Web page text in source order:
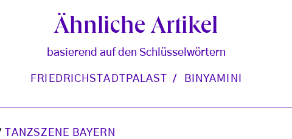
Ähnliche Artikel
basierend auf den Schlüsselwörtern
FRIEDRICHSTADTPALAST BINYAMINI
TANZSZENE BAYERN